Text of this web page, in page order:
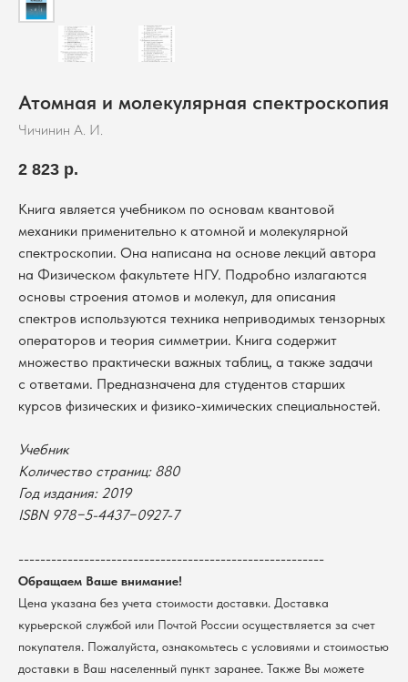
Атомная и молекулярная спектроскопия
Чичинин А. И.
2 823 р.
Книга является учебником по основам квантовой
механики применительно к атомной и молекулярной
спектроскопии. Она написана на основе лекций автора
на Физическом факультете НГУ. Подробно излагаются
основы строения атомов и молекул, для описания
спектров используются техника неприводимых тензорных
операторов и теория симметрии. Книга содержит
множество практически важных таблиц, а также задачи
с ответами. Предназначена для студентов старших
курсов физических и физико-химических специальностей.
Учебник
Количество страниц: 880
Год издания: 2019
ISBN 978−5-4437−0927-7
--------------------------------------------------------
Обращаем Ваше внимание!
Цена указана без учета стоимости доставки. Доставка
курьерской службой или Почтой России осуществляется за счет
покупателя. Пожалуйста, ознакомьтесь с условиями и стоимостью
доставки в Ваш населенный пункт заранее. Также Вы можете
Доставка
Контакты
Политика обработки персональных данных
Согласие на обработку персональных данных
Новосибирский государственный
ИНН 5408106490
КПП 540801001